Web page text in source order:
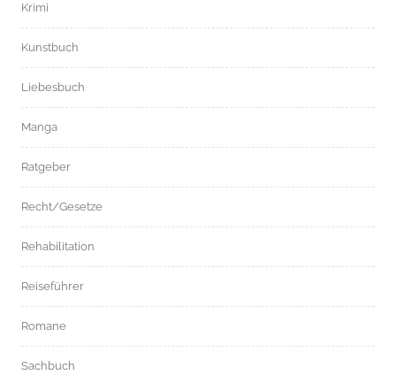
Krimi
Kunstbuch
Liebesbuch
Manga
Ratgeber
Recht/Gesetze
Rehabilitation
Reiseführer
Romane
Sachbuch